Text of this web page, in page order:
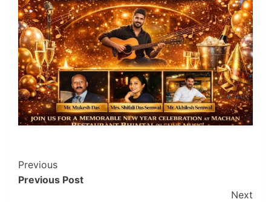
Post
Navigation
Previous
Previous Post
Next